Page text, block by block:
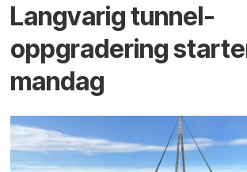
Langvarig tunnel­
oppgradering
mandag